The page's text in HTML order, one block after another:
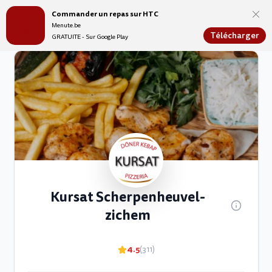
Commander un repas sur HTC
Menute.be
GRATUITE - Sur Google Play
Télécharger
Menute.be
Kursat Scherpenheuvel-
zichem
4.5(311)